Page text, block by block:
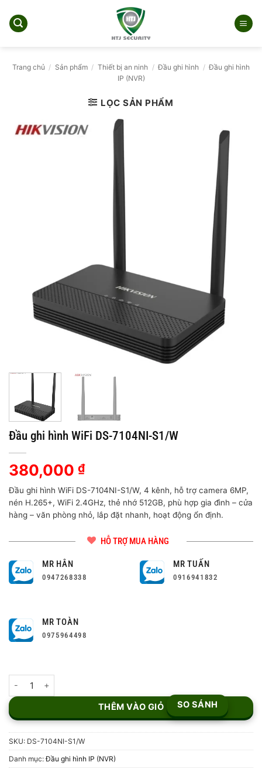
qua
Trang chủ / Sản phẩm / Thiết bị an ninh / Đầu ghi hình / Đầu ghi hình
IP (NVR)
LỌC SẢN PHẨM
Đầu ghi hình WiFi DS-7104NI-S1/W
380,000 ₫
Đầu ghi hình WiFi DS-7104NI-S1/W, 4 kênh, hỗ trợ camera 6MP,
nén H.265+, WiFi 2.4GHz, thẻ nhớ 512GB, phù hợp gia đình – cửa
hàng – văn phòng nhỏ, lắp đặt nhanh, hoạt động ổn định.
HỖ TRỢ MUA HÀNG
MR HÂN
0947268338
MR TUẤN
0916941832
MR TOÀN
0975964498
THÊM VÀO GIỎ SO SÁNH
SKU: DS-7104NI-S1/W
Danh mục:Đầu ghi hình IP (NVR)